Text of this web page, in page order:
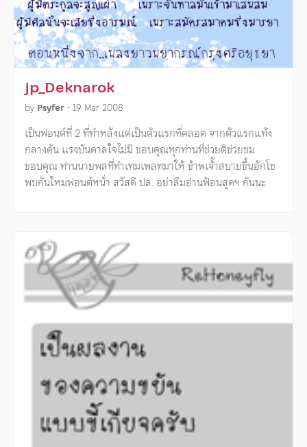
jp_Deknarok
by Psyfer • 19 Mar 2008
เป็นฟอนต์ที่ 2 ที่ทำหลังแต่เป็นตัวแรกที่คลอด จากตัวแรกแท้ง
กลางคัน แรงบันดาลใจไม่มี ขอบคุณทุกท่านที่ช่วยติช่วยชม
ขอบคุณ ท่านนายพลที่ทำเทมเพลทมาให้ ข้าพเจ้ัาสบายขึ้นอักโข
พบกันใหม่ฟอนต์หน้่า สวัสดี ปล. อย่าลืมอ่านฟ้อนสุดฯ กันนะ